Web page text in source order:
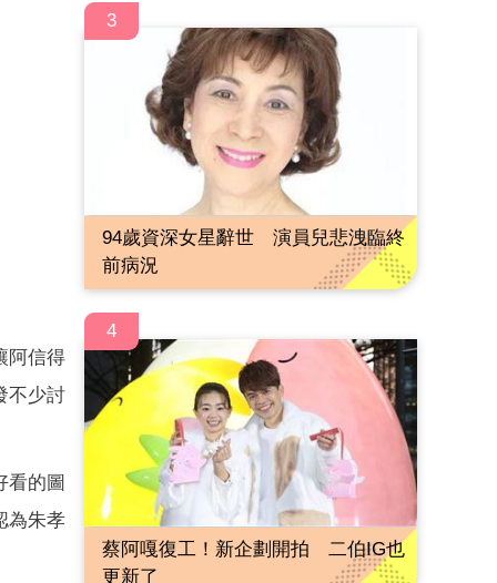
阿信得
不少討
看的圖
為朱孝
3
94歲資深女星辭世 演員兒悲洩臨終
前病況
4
蔡阿嘎復工！新企劃開拍 二伯IG也
更新了